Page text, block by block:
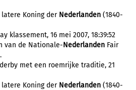
Koning der Nederlanden (1840-
klassement, 16 mei 2007, 18:39:52
van de Nationale-Nederlanden Fair
met een roemrijke traditie, 21
Koning der Nederlanden (1840-